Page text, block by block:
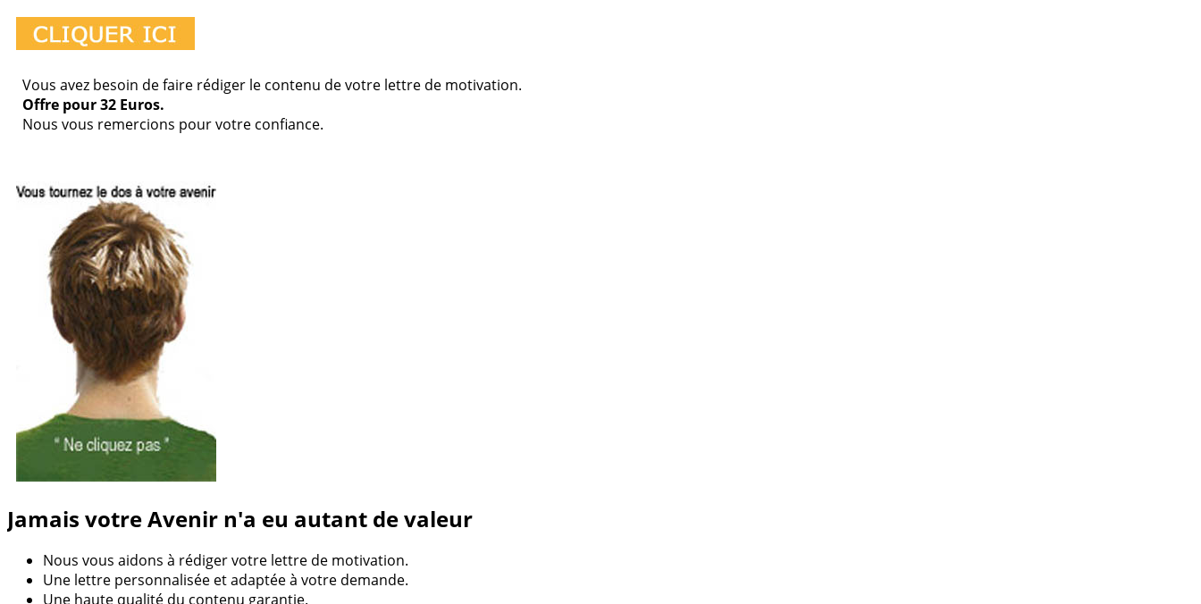
Vous avez besoin de faire rédiger le contenu de votre lettre de motivation.
Offre pour 32 Euros.
Nous vous remercions pour votre confiance.
Jamais votre Avenir n'a eu autant de valeur
Nous vous aidons à rédiger votre lettre de motivation.
Une lettre personnalisée et adaptée à votre demande.
Une haute qualité du contenu garantie.